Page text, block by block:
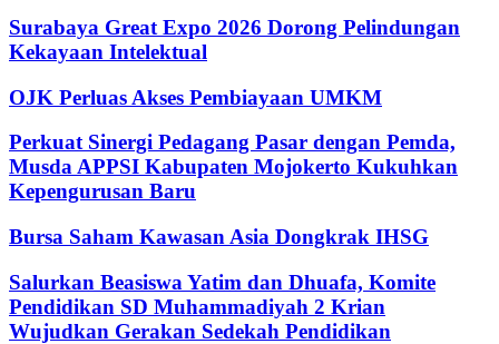
Surabaya Great Expo 2026 Dorong Pelindungan
Kekayaan Intelektual
OJK Perluas Akses Pembiayaan UMKM
Perkuat Sinergi Pedagang Pasar dengan Pemda,
Musda APPSI Kabupaten Mojokerto Kukuhkan
Kepengurusan Baru
Bursa Saham Kawasan Asia Dongkrak IHSG
Salurkan Beasiswa Yatim dan Dhuafa, Komite
Pendidikan SD Muhammadiyah 2 Krian
Wujudkan Gerakan Sedekah Pendidikan